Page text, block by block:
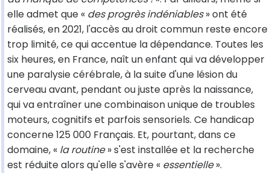
elle admet que « des progrès indéniables» ont été
réalisés, en 2021, l'accès au droit commun reste encore
trop limité, ce qui accentue la dépendance. Toutes les
six heures, en France, naît un enfant qui va développer
une paralysie cérébrale, à la suite d'une lésion du
cerveau avant, pendant ou juste après la naissance,
qui va entraîner une combinaison unique de troubles
moteurs, cognitifs et parfois sensoriels. Ce handicap
concerne 125 000 Français. Et, pourtant, dans ce
domaine, « la routine» s'est installée et la recherche
est réduite alors qu'elle s'avère « essentielle».